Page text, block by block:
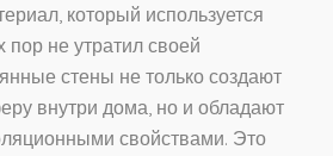
который используется
пор не утратил своей
стены не только создают
внутри дома, но и обладают
свойствами. Это